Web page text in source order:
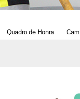
Quadro de Honra